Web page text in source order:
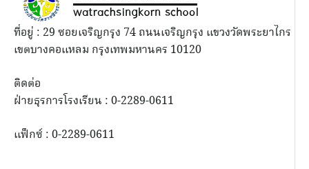
ที่อยู่ : 29 ซอยเจริญกรุง 74 ถนนเจริญกรุง แขวงวัดพระยาไกร
เขตบางคอแหลม กรุงเทพมหานคร 10120
ติดต่อ
ฝ่ายธุรการโรงเรียน : 0-2289-0611
แฟ็กซ์ : 0-2289-0611